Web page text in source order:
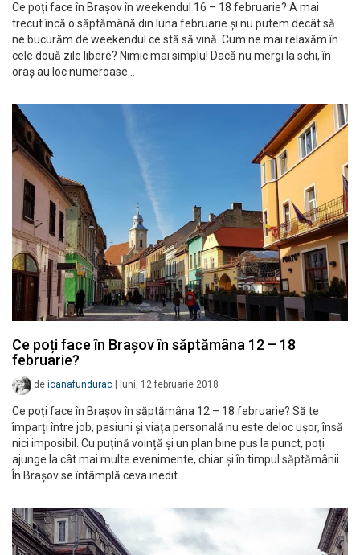
Ce poți face în Brașov în weekendul 16 – 18 februarie? A mai
trecut încă o săptămână din luna februarie și nu putem decât să
ne bucurăm de weekendul ce stă să vină. Cum ne mai relaxăm în
cele două zile libere? Nimic mai simplu! Dacă nu mergi la schi, în
oraș au loc numeroase…
Ce poți face în Brașov în săptămâna 12 – 18
februarie?
de ioanafundurac luni, 12 februarie 2018
Ce poți face în Brașov în săptămâna 12 – 18 februarie? Să te
împarți între job, pasiuni și viața personală nu este deloc ușor, însă
nici imposibil. Cu puțină voință și un plan bine pus la punct, poți
ajunge la cât mai multe evenimente, chiar și în timpul săptămânii.
În Brașov se întâmplă ceva inedit…